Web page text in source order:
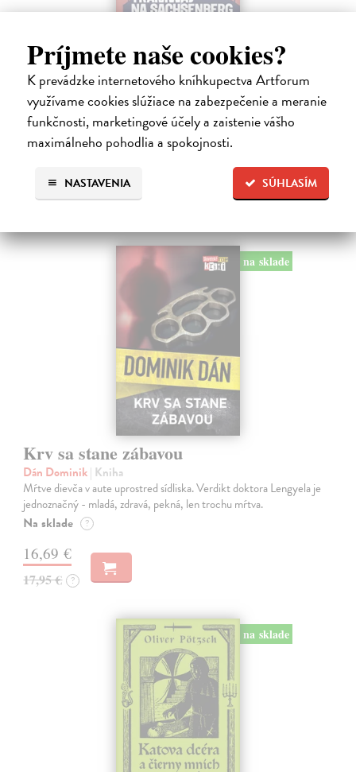
Príjmete naše cookies?
K prevádzke internetového kníhkupectva Artforum
využívame cookies slúžiace na zabezpečenie a meranie
funkčnosti, marketingové účely a zaistenie vášho
maximálneho pohodlia a spokojnosti.
SÚHLASÍM
NASTAVENIA
Tramwaj na Sachsenberg
Sagitarius Petr| Kniha
Tramwaj Cafe je kavárna v polském Těšíně a zároveň místo, kde se
sbíhají všechny nitky související s dalším brutálním zločinem, který
musí vyřešit Roman Saran, major ostravské kriminálky, a jeho tým.
Jak…
Zasielame do 12 dní
15,91 €
16,40 €
na sklade
Krv sa stane zábavou
Dán Dominik| Kniha
Mŕtve dievča v aute uprostred sídliska. Verdikt doktora Lengyela je
jednoznačný - mladá, zdravá, pekná, len trochu mŕtva.
Na sklade ?
16,69 €
17,95 € ?
na sklade